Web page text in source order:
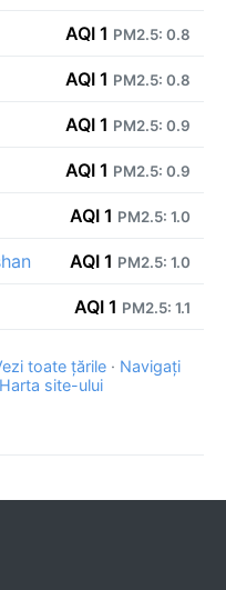
AQI 1 PM2.5: 0.8
AQI 1 PM2.5: 0.8
AQI 1 PM2.5: 0.9
AQI 1 PM2.5: 0.9
AQI 1 PM2.5: 1.0
AQI 1 PM2.5: 1.0
AQI 1 PM2.5: 1.1
toate țările · Navigați
Harta site-ului